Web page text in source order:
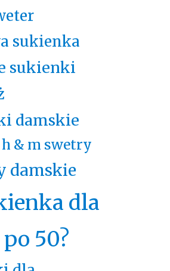
sukienka
sukienki
damskie
h & m swetry
damskie
dla
50?